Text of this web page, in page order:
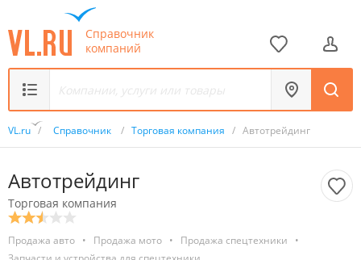
Справочник
компаний
VL.ru / Справочник / Торговая компания / Автотрейдинг
Автотрейдинг
Торговая компания
Продажа авто • Продажа мото • Продажа спецтехники
•